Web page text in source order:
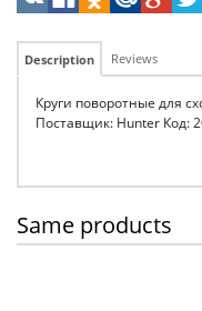
Description Reviews
Круги поворотные для
Поставщик: Hunter Код:
Same products